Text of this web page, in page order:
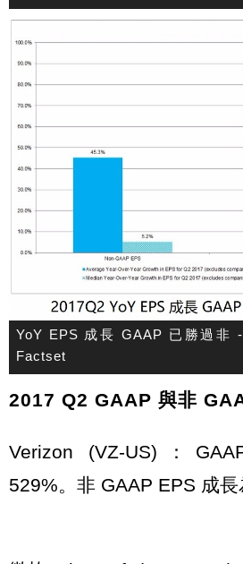
YoY EPS 成長 GAAP 已勝過非
Factset
2017 Q2 GAAP 與非
Verizon (VZ-US)：
529%。非 GAAP EPS 成長